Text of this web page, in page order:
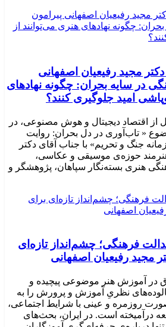
مجید رفیعیان اصفهانی
در سایه بحران: چگونه نهادهای
امید جلوگیری کنند؟
از اقتصاد دیجیتال و هوش مصنوعی، در
« تاب‌آوری در دل بحران: روایت
جنگ و تحریم» با جناب آقای دکتر
هنرمند حوزه‌ی موسیقی و عکاسی،
هنری بسته‌نگار سپاهان، پژوهشگر و
فرهنگی؛ چشم‌انداز تازه‌ای
مجید رفیعیان اصفهانی
در آموزش هنر موضوعی پیچیده و
نظریِ آموزش و پرورش را به
روزمره و عینی با شرایط اجتماعی،
درآمیخته است‌. در ایران، بحث‌های